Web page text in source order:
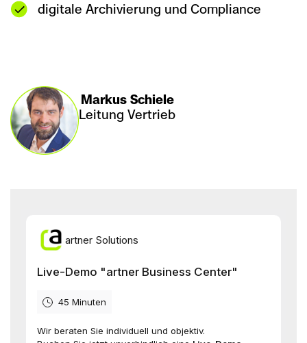
digitale Archivierung und Compliance
Markus Schiele
Leitung Vertrieb